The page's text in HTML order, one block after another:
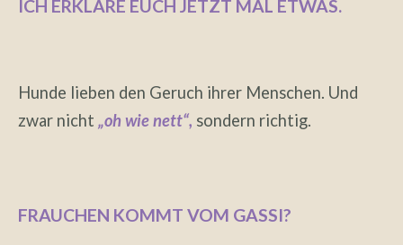
ICH ERKLÄRE EUCH JETZT MAL ETWAS.
Hunde lieben den Geruch ihrer Menschen. Und
zwar nicht „oh wie nett“, sondern richtig.
FRAUCHEN KOMMT VOM GASSI?